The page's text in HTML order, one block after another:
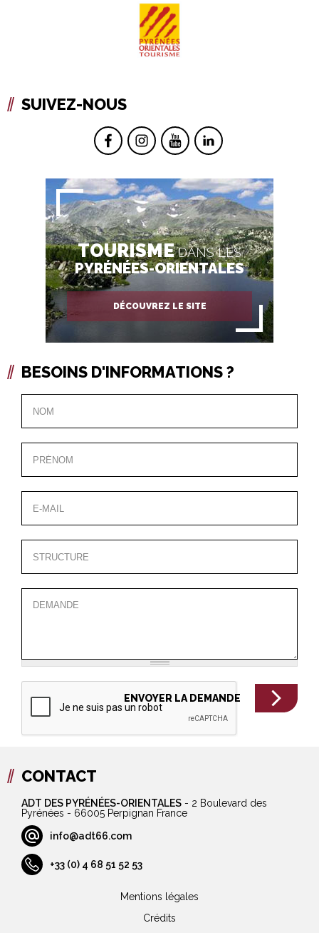
SUIVEZ-NOUS
TOURISMEDANS LES
PYRÉNÉES-ORIENTALES
DÉCOUVREZ LE SITE
BESOINS D'INFORMATIONS ?
CONTACT
ADT DES PYRÉNÉES-ORIENTALES - 2 Boulevard des
Pyrénées - 66005 Perpignan France
info@adt66.com
+33 (0) 4 68 51 52 53
Mentions légales
Crédits